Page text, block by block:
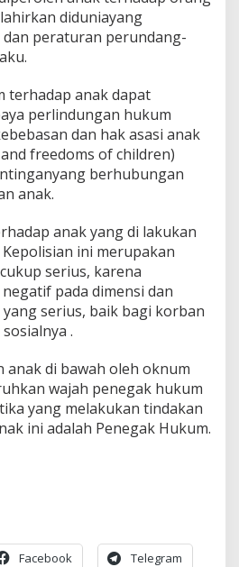
diduniayang
peraturan perundang-
terhadap anak dapat
perlindungan hukum
dan hak asasi anak
freedoms of children)
berhubungan
anak.
anak yang di lakukan
ini merupakan
serius, karena
pada dimensi dan
serius, baik bagi korban
.
anak di bawah oleh oknum
wajah penegak hukum
yang melakukan tindakan
ini adalah Penegak Hukum.
Facebook Telegram